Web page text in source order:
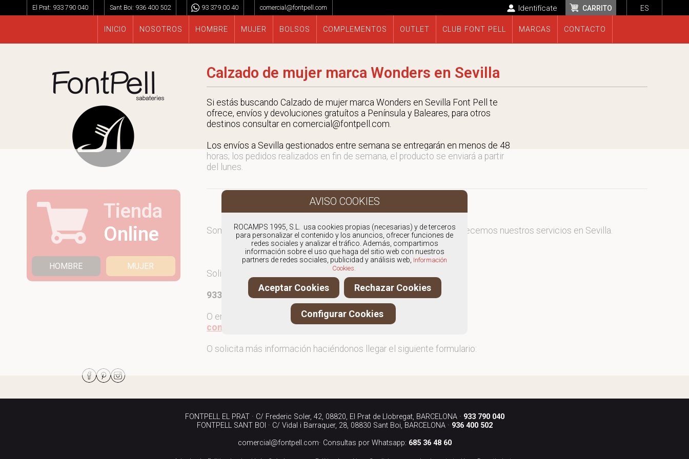
ES
El Prat: 933 790 040 Sant Boi: 936 400 502 93 379 00 40 comercial@fontpell.com CARRITO
Identifícate
INICIO NOSOTROS HOMBRE MUJER BOLSOS COMPLEMENTOS OUTLET CLUB FONT PELL MARCAS CONTACTO
Tienda
Online
HOMBRE MUJER
Calzado de mujer marca Wonders en Sevilla
Si estás buscando Calzado de mujer marca Wonders en Sevilla Font Pell te
ofrece, envíos y devoluciones gratuítos a Península y Baleares, para otros
destinos consultar en comercial@fontpell.com.
Los envíos a Sevilla gestionados entre semana se entregarán en menos de 48
horas; los pedidos realizados en fin de semana, el producto se enviará a partir
del lunes.
Somosespecialistas en Calzado de mujer marca Wonders, y ofrecemos nuestros servicios en Sevilla.
Solicita más información llamándonos a los teléfonos:
933 790 040
O enviándonos un correo electrónico a:
comercial@fontpell.com
O solicita más información haciéndonos llegar el siguiente formulario:
FONTPELL EL PRAT · C/ Frederic Soler, 42, 08820, El Prat de Llobregat, BARCELONA · 933 790 040
FONTPELL SANT BOI · C/ Vidal i Barraquer, 28, 08830 Sant Boi, BARCELONA · 936 400 502
comercial@fontpell.com· Consultas por Whatsapp: 685 36 48 60
ROCAMPS 1995, S.L. usa cookies propias (necesarias) y de terceros
para personalizar el contenido y los anuncios, ofrecer funciones de
redes sociales y analizar el tráfico. Además, compartimos
información sobre el uso que haga del sitio web con nuestros
partners de redes sociales, publicidad y análisis web, Información
Cookies.
Aceptar Cookies Rechazar Cookies
Configurar Cookies